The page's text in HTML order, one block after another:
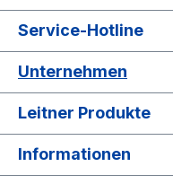
Service-Hotline
Unternehmen
Leitner Produkte
Informationen